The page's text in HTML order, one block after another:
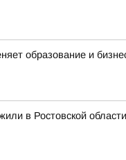
образование и
в Ростовской